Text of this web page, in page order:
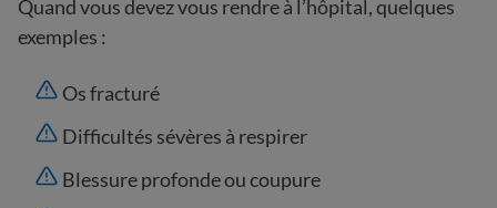
Quand vous devez vous rendre à l’hôpital, quelques
exemples :
Os fracturé
Difficultés sévères à respirer
Blessure profonde ou coupure